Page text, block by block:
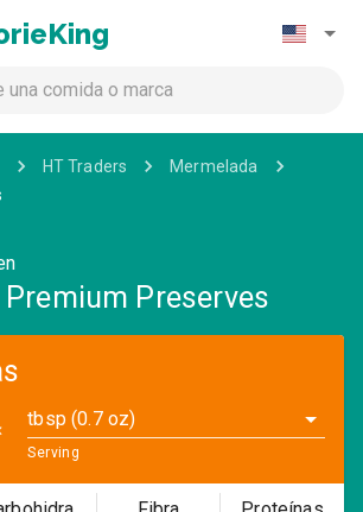
HT Traders
Mermelada
Premium Preserves
tbsp (0.7 oz)
Serving